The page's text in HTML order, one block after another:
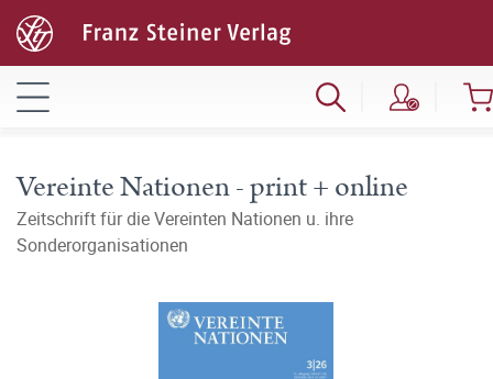
Vereinte Nationen - print + online
Zeitschrift für die Vereinten Nationen u. ihre
Sonderorganisationen